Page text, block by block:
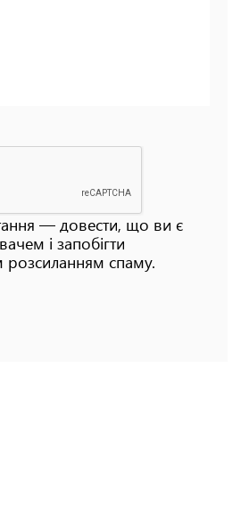
— довести, що ви є
і запобігти
розсиланням спаму.